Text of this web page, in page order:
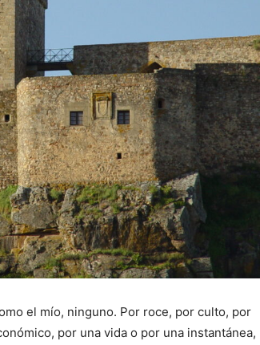
el mío, ninguno. Por roce, por culto, por
por una vida o por una instantánea,